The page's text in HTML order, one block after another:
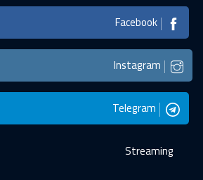
Facebook
Instagram
Telegram
Streaming